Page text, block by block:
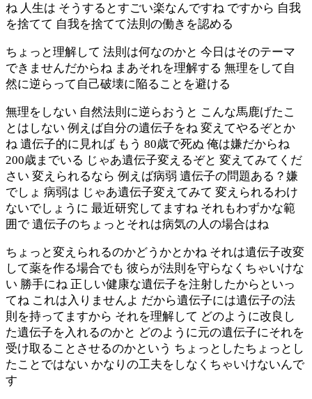
ね 人生は そうするとすごい楽なんですね ですから 自我
を捨てて 自我を捨てて法則の働きを認める
ちょっと理解して 法則は何なのかと 今日はそのテーマ
できませんだからね まあそれを理解する 無理をして自
然に逆らって自己破壊に陥ることを避ける
無理をしない 自然法則に逆らおうと こんな馬鹿げたこ
とはしない 例えば自分の遺伝子をね 変えてやるぞとか
ね 遺伝子的に見れば もう 80歳で死ぬ 俺は嫌だからね
200歳までいる じゃあ遺伝子変えるぞと 変えてみてくだ
さい 変えられるなら 例えば病弱 遺伝子の問題ある？嫌
でしょ 病弱は じゃあ遺伝子変えてみて 変えられるわけ
ないでしょうに 最近研究してますね それもわずかな範
囲で 遺伝子のちょっとそれは病気の人の場合はね
ちょっと変えられるのかどうかとかね それは遺伝子改変
して薬を作る場合でも 彼らが法則を守らなくちゃいけな
い 勝手にね 正しい健康な遺伝子を注射したからといっ
てね これは入りませんよ だから遺伝子には遺伝子の法
則を持ってますから それを理解して どのように改良し
た遺伝子を入れるのかと どのように元の遺伝子にそれを
受け取ることさせるのかという ちょっとしたちょっとし
たことではない かなりの工夫をしなくちゃいけないんで
す